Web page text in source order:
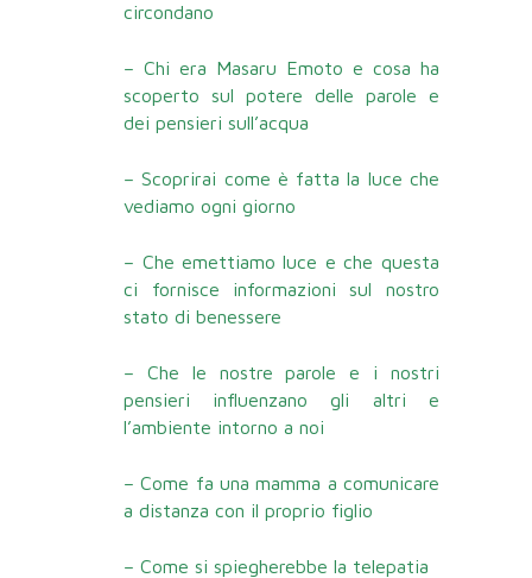
circondano
– Chi era Masaru Emoto e cosa ha
scoperto sul potere delle parole e
dei pensieri sull’acqua
– Scoprirai come è fatta la luce che
vediamo ogni giorno
– Che emettiamo luce e che questa
ci fornisce informazioni sul nostro
stato di benessere
– Che le nostre parole e i nostri
pensieri influenzano gli altri e
l’ambiente intorno a noi
– Come fa una mamma a comunicare
a distanza con il proprio figlio
– Come si spiegherebbe la telepatia